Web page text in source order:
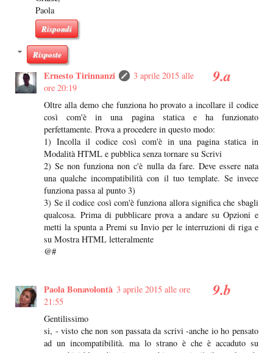
Paola
Rispondi
Risposte
Ernesto Tirinnanzi
3 aprile 2015 alle
ore 20:19
Oltre alla demo che funziona ho provato a incollare il codice
così com'è in una pagina statica e ha funzionato
perfettamente. Prova a procedere in questo modo:
1) Incolla il codice così com'è in una pagina statica in
Modalità HTML e pubblica senza tornare su Scrivi
2) Se non funziona non c'è nulla da fare. Deve essere nata
una qualche incompatibilità con il tuo template. Se invece
funziona passa al punto 3)
3) Se il codice così com'è funziona allora significa che sbagli
qualcosa. Prima di pubblicare prova a andare su Opzioni e
metti la spunta a Premi su Invio per le interruzioni di riga e
su Mostra HTML letteralmente
@#
Paola Bonavolontà 3 aprile 2015 alle ore
21:55
Gentilissimo
si, - visto che non son passata da scrivi -anche io ho pensato
ad un incompatibilità. ma lo strano è che è accaduto su